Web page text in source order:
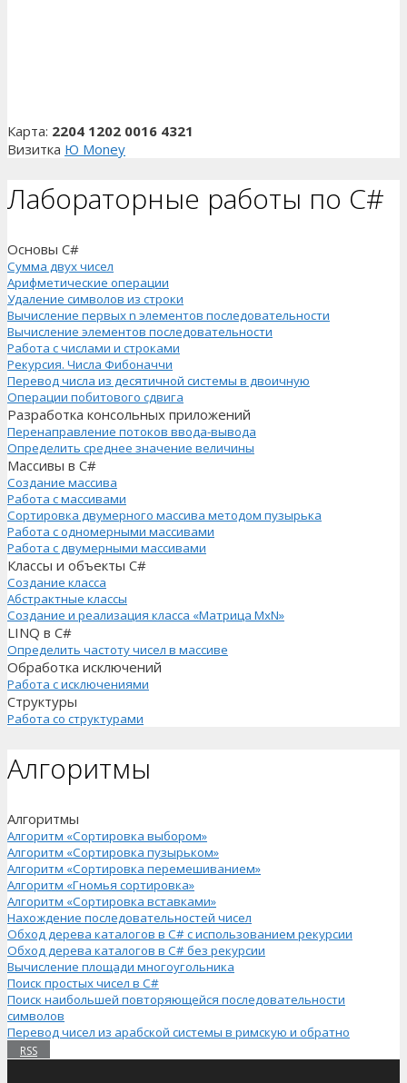
Карта: 2204 1202 0016 4321
Визитка Ю Money
Лабораторные работы по C#
Основы C#
Сумма двух чисел
Арифметические операции
Удаление символов из строки
Вычисление первых n элементов последовательности
Вычисление элементов последовательности
Работа с числами и строками
Рекурсия. Числа Фибоначчи
Перевод числа из десятичной системы в двоичную
Операции побитового сдвига
Разработка консольных приложений
Перенаправление потоков ввода-вывода
Определить среднее значение величины
Массивы в C#
Создание массива
Работа с массивами
Сортировка двумерного массива методом пузырька
Работа с одномерными массивами
Работа с двумерными массивами
Классы и объекты C#
Создание класса
Абстрактные классы
Создание и реализация класса «Матрица MxN»
LINQ в C#
Определить частоту чисел в массиве
Обработка исключений
Работа с исключениями
Структуры
Работа со структурами
Алгоритмы
Алгоритмы
Алгоритм «Сортировка выбором»
Алгоритм «Сортировка пузырьком»
Алгоритм «Сортировка перемешиванием»
Алгоритм «Гномья сортировка»
Алгоритм «Сортировка вставками»
Нахождение последовательностей чисел
Обход дерева каталогов в C# с использованием рекурсии
Обход дерева каталогов в C# без рекурсии
Вычисление площади многоугольника
Поиск простых чисел в C#
Поиск наибольшей повторяющейся последовательности
символов
Перевод чисел из арабской системы в римскую и обратно
RSS